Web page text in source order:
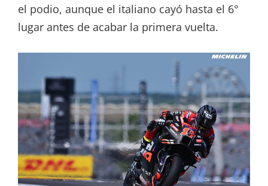
el podio, aunque el italiano cayó hasta el 6°
lugar antes de acabar la primera vuelta.